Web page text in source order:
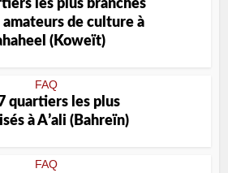
les plus branchés
amateurs de culture à
(Koweït)
FAQ
quartiers les plus
à Aʼali (Bahreïn)
FAQ